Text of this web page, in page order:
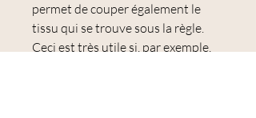
permet de couper également le
tissu qui se trouve sous la règle.
Ceci est très utile si, par exemple,